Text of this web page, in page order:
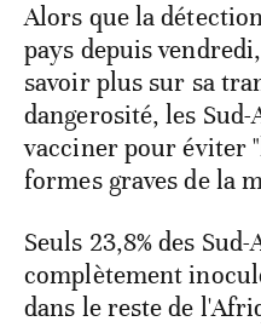
Alors que la
pays depuis
savoir plus sur sa
dangerosité, les
vacciner pour éviter
formes graves de la
Seuls 23,8% des
complètement
dans le reste de